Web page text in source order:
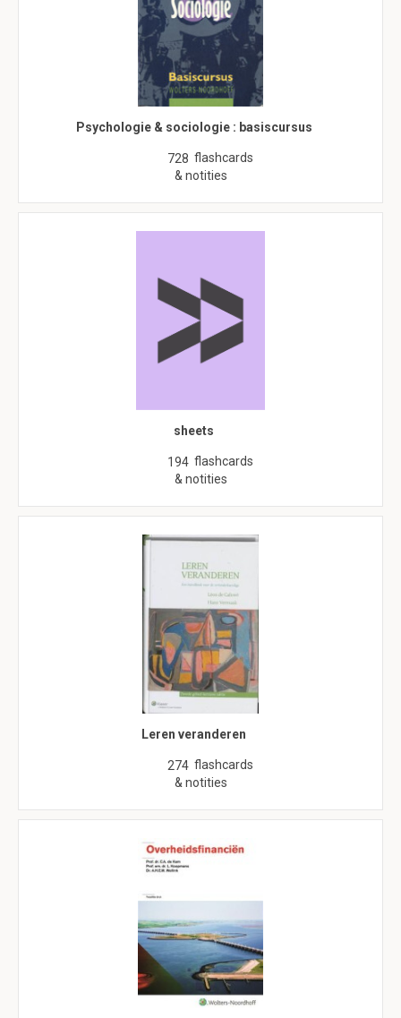
Psychologie & sociologie : basiscursus
728 flashcards
& notities
sheets
194 flashcards
& notities
Leren veranderen
274 flashcards
& notities